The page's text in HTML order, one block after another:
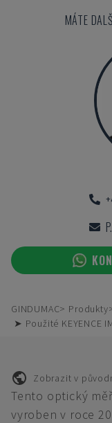
MÁTE
GINDUMAC Produkty
➤ Použité KEYENCE
Zobrazit v
Tento optický
vyroben v roce